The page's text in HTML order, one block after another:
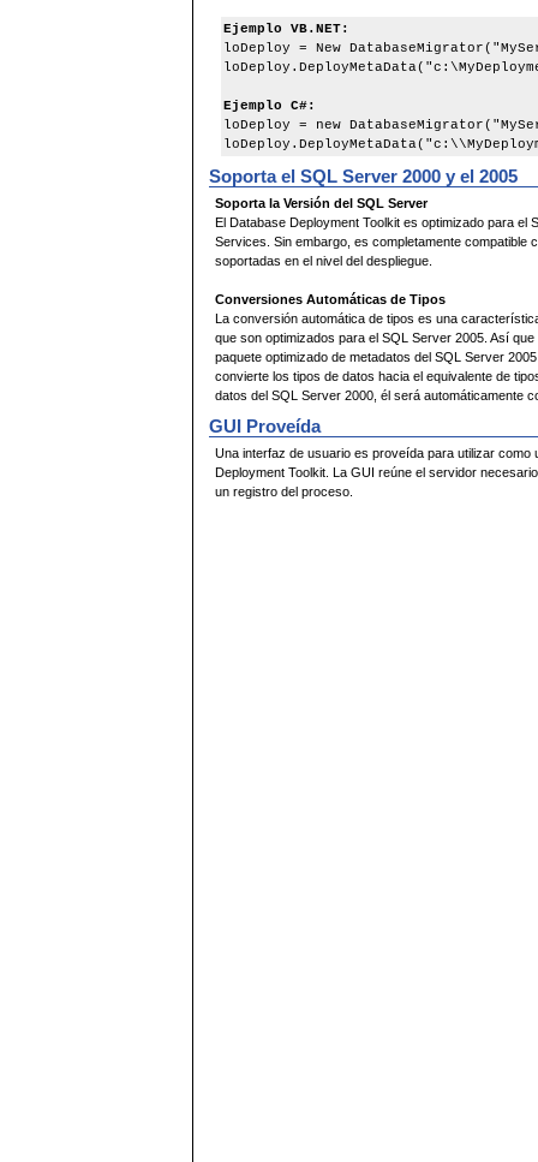
Ejemplo VB.NET:
loDeploy = New
Ejemplo C#:
loDeploy = new
Soporta el SQL Server 2000 y el 2005
Soporta la Versión del SQL Server
El Database Deployment Toolkit es optimizado para
Services. Sin embargo, es completamente compatible
soportadas en el nivel del despliegue.
Conversiones Automáticas de Tipos
La conversión automática de tipos es una
que son optimizados para el SQL Server 2005. Así
paquete optimizado de metadatos del SQL Server
convierte los tipos de datos hacia el equivalente de
datos del SQL Server 2000, él será automáticamente
GUI Proveída
Una interfaz de usuario es proveída para utilizar como
Deployment Toolkit. La GUI reúne el servidor
un registro del proceso.